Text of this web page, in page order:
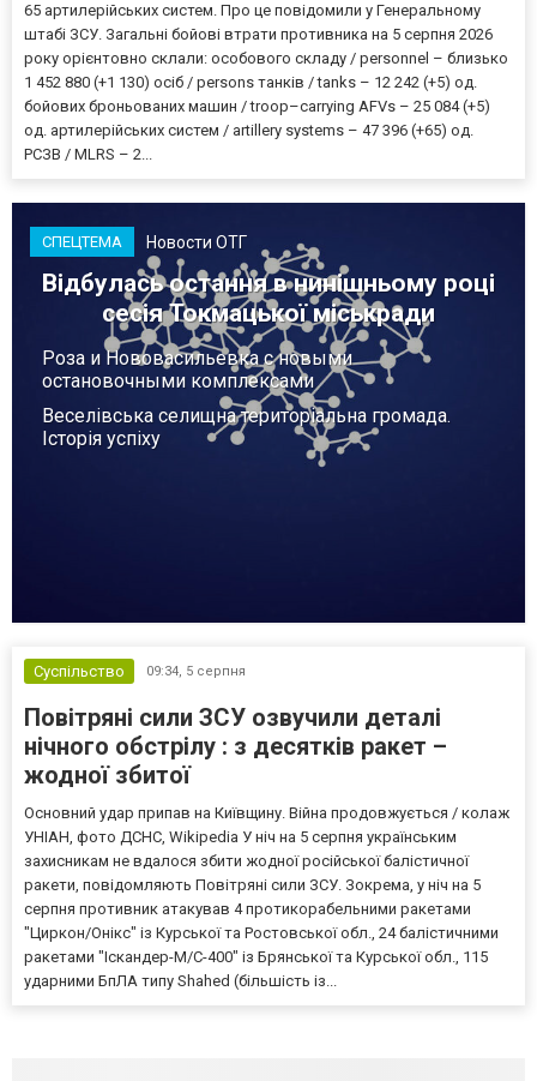
65 артилерійських систем. Про це повідомили у Генеральному
штабі ЗСУ. Загальні бойові втрати противника на 5 серпня 2026
року орієнтовно склали: особового складу / personnel – близько
1 452 880 (+1 130) осіб / persons танків / tanks – 12 242 (+5) од.
бойових броньованих машин / troop–carrying AFVs – 25 084 (+5)
од. артилерійських систем / artillery systems – 47 396 (+65) од.
РСЗВ / MLRS – 2...
СПЕЦТЕМА Новости ОТГ
Відбулась остання в нинішньому році
сесія Токмацької міськради
Роза и Нововасильевка с новыми
остановочными комплексами
Веселівська селищна територіальна громада.
Історія успіху
Суспільство 09:34, 5 серпня
Повітряні сили ЗСУ озвучили деталі
нічного обстрілу : з десятків ракет –
жодної збитої
Основний удар припав на Київщину. Війна продовжується / колаж
УНІАН, фото ДСНС, Wikipedia У ніч на 5 серпня українським
захисникам не вдалося збити жодної російської балістичної
ракети, повідомляють Повітряні сили ЗСУ. Зокрема, у ніч на 5
серпня противник атакував 4 протикорабельними ракетами
"Циркон/Онікс" із Курської та Ростовської обл., 24 балістичними
ракетами "Іскандер-М/С-400" із Брянської та Курської обл., 115
ударними БпЛА типу Shahed (більшість із...